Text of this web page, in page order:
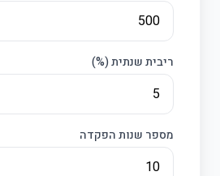
ריבית שנתית (%)
מספר שנות הפקדה